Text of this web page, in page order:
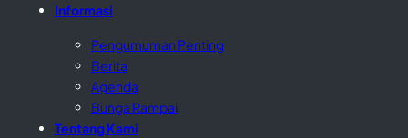
Informasi
Pengumuman Penting
Berita
Agenda
Bunga Rampai
Tentang Kami